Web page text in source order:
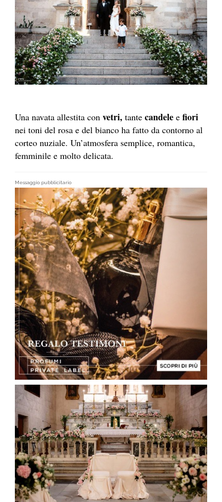
Una navata allestita con vetri, tante candele e fiori
nei toni del rosa e del bianco ha fatto da contorno al
corteo nuziale. Un’atmosfera semplice, romantica,
femminile e molto delicata.
Messaggio pubblicitario